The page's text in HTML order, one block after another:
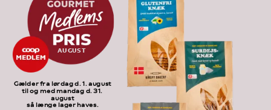
AUGUST
Gælder fra lørdag d. 1. august
til og med mandag d. 31.
august
så længe lager haves.